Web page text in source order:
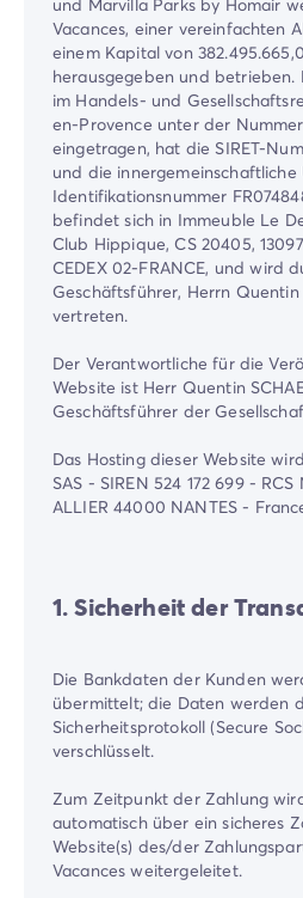
Vacances, einer vereinfachten
einem Kapital von
herausgegeben und betrieben.
im Handels- und
en-Provence unter der Nummer
eingetragen, hat die SIRET-
und die innergemeinschaftliche
Identifikationsnummer
befindet sich in Immeuble Le
Club Hippique, CS 20405,
CEDEX 02-FRANCE, und wird
Geschäftsführer, Herrn Quentin
vertreten.
Der Verantwortliche für die
Website ist Herr Quentin
Geschäftsführer der
Das Hosting dieser Website
SAS - SIREN 524 172 699 -
ALLIER 44000 NANTES -
1. Sicherheit der
Die Bankdaten der Kunden
übermittelt; die Daten werden
Sicherheitsprotokoll (Secure
verschlüsselt.
Zum Zeitpunkt der Zahlung
automatisch über ein sicheres
Website(s) des/der
Vacances weitergeleitet.